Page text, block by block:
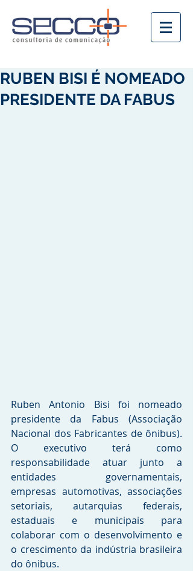
RUBEN BISI É NOMEADO
PRESIDENTE DA FABUS
Ruben Antonio Bisi foi nomeado
presidente da Fabus (Associação
Nacional dos Fabricantes de ônibus).
O executivo terá como
responsabilidade atuar junto a
entidades governamentais,
empresas automotivas, associações
setoriais, autarquias federais,
estaduais e municipais para
colaborar com o desenvolvimento e
o crescimento da indústria brasileira
do ônibus.